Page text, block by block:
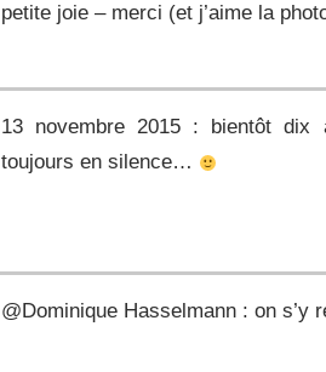
petite joie – merci (et j’aime la
13 novembre 2015 : bientôt
toujours en silence…
@Dominique Hasselmann : on s’y